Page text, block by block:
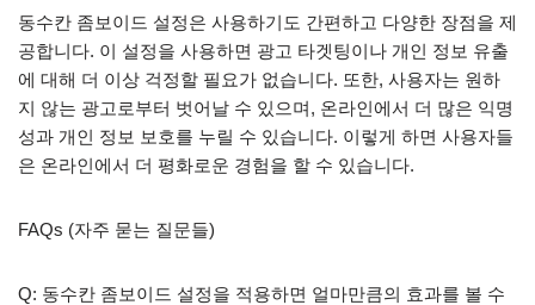
동수칸 좀보이드 설정은 사용하기도 간편하고 다양한 장점을 제
공합니다. 이 설정을 사용하면 광고 타겟팅이나 개인 정보 유출
에 대해 더 이상 걱정할 필요가 없습니다. 또한, 사용자는 원하
지 않는 광고로부터 벗어날 수 있으며, 온라인에서 더 많은 익명
성과 개인 정보 보호를 누릴 수 있습니다. 이렇게 하면 사용자들
은 온라인에서 더 평화로운 경험을 할 수 있습니다.
FAQs (자주 묻는 질문들)
Q: 동수칸 좀보이드 설정을 적용하면 얼마만큼의 효과를 볼 수